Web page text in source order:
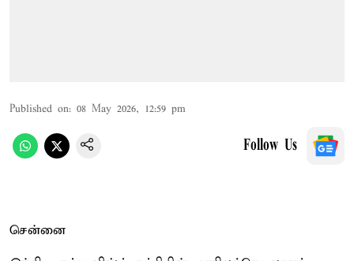
Published on: 08 May 2026, 12:59 pm
Follow Us
சென்னை